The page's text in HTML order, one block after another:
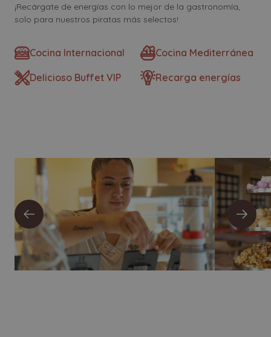
¡Recárgate de energías con lo mejor de la gastronomía,
solo para nuestros piratas más selectos!
Cocina Internacional Cocina Mediterránea
Delicioso Buffet VIP Recarga energías